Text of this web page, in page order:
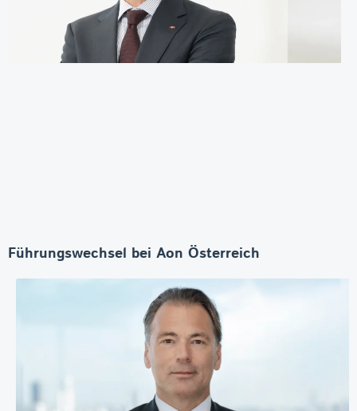
Führungswechsel bei Aon Österreich